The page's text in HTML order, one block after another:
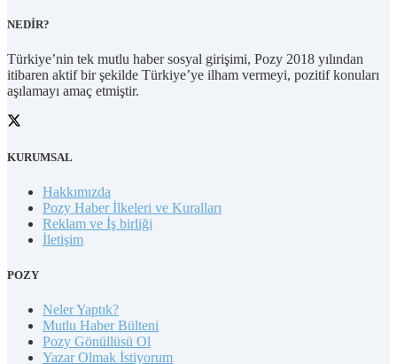
NEDİR?
Türkiye’nin tek mutlu haber sosyal girişimi, Pozy 2018 yılından
itibaren aktif bir şekilde Türkiye’ye ilham vermeyi, pozitif konuları
aşılamayı amaç etmiştir.
KURUMSAL
Hakkımızda
Pozy Haber İlkeleri ve Kuralları
Reklam ve İş birliği
İletişim
POZY
Neler Yaptık?
Mutlu Haber Bülteni
Pozy Gönüllüsü Ol
Yazar Olmak İstiyorum